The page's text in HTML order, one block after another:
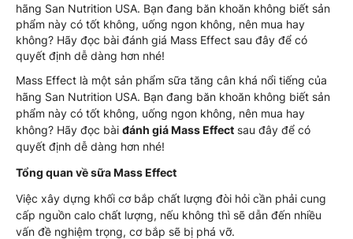
hãng San Nutrition USA. Bạn đang băn khoăn không biết sản
phẩm này có tốt không, uống ngon không, nên mua hay
không? Hãy đọc bài đánh giá Mass Effect sau đây để có
quyết định dễ dàng hơn nhé!
Mass Effect là một sản phẩm sữa tăng cân khá nổi tiếng của
hãng San Nutrition USA. Bạn đang băn khoăn không biết sản
phẩm này có tốt không, uống ngon không, nên mua hay
không? Hãy đọc bài đánh giá Mass Effect sau đây để có
quyết định dễ dàng hơn nhé!
Tổng quan về sữa Mass Effect
Việc xây dựng khối cơ bắp chất lượng đòi hỏi cần phải cung
cấp nguồn calo chất lượng, nếu không thì sẽ dẫn đến nhiều
vấn đề nghiệm trọng, cơ bắp sẽ bị phá vỡ.